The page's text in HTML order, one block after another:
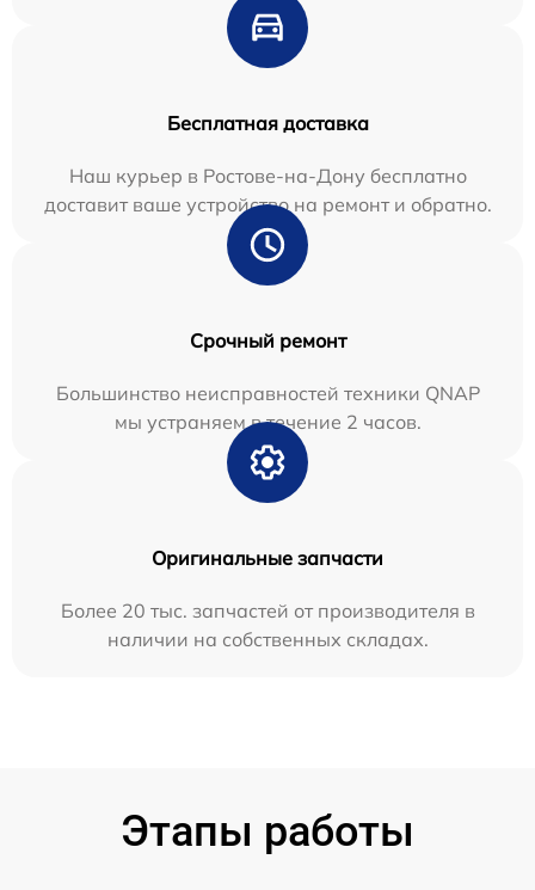
Бесплатная доставка
Наш курьер в Ростове-на-Дону бесплатно
доставит ваше устройство на ремонт и обратно.
Срочный ремонт
Большинство неисправностей техники QNAP
мы устраняем в течение 2 часов.
Оригинальные запчасти
Более 20 тыс. запчастей от производителя в
наличии на собственных складах.
Этапы работы